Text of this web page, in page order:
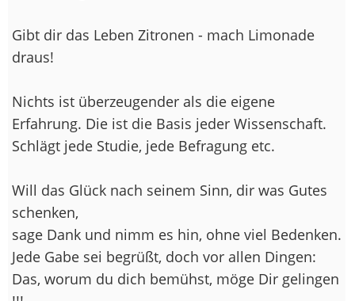
Gibt dir das Leben Zitronen - mach Limonade
draus!
Nichts ist überzeugender als die eigene
Erfahrung. Die ist die Basis jeder Wissenschaft.
Schlägt jede Studie, jede Befragung etc.
Will das Glück nach seinem Sinn, dir was Gutes
schenken,
sage Dank und nimm es hin, ohne viel Bedenken.
Jede Gabe sei begrüßt, doch vor allen Dingen:
Das, worum du dich bemühst, möge Dir gelingen